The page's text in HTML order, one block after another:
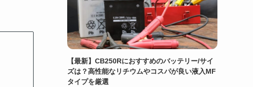
【最新】CB250Rにおすすめのバッテリー/サイ
ズは？高性能なリチウムやコスパが良い液入MF
タイプを厳選